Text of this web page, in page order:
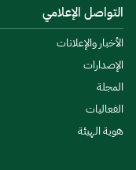
التواصل الإعلامي
الأخبار والإعلانات
الإصدارات
المجلة
الفعاليات
هوية الهيئة